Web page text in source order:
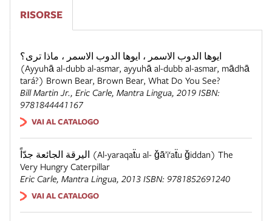
RISORSE
ايوها الدوب الاسمر ، ايوها الدوب الاسمر ، ماذا ترى؟
(Ayyuhā al-dubb al-asmar, ayyuhā al-dubb al-asmar, mādhā
tará?) Brown Bear, Brown Bear, What Do You See?
Bill Martin Jr., Eric Carle, Mantra Lingua, 2019 ISBN:
9781844441167
VAI AL CATALOGO
اليرقة الجائعة جدّاً (Al-yaraqaẗu al- ǧā’i‘aẗu ǧiddan) The
Very Hungry Caterpillar
Eric Carle, Mantra Lingua, 2013 ISBN: 9781852691240
VAI AL CATALOGO